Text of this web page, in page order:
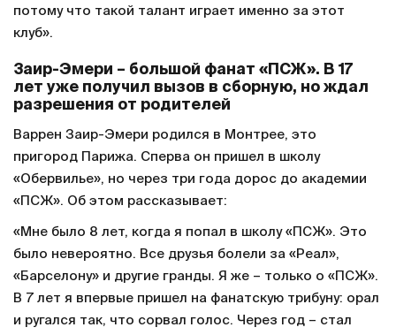
потому что такой талант играет именно за этот
клуб».
Заир-Эмери – большой фанат «ПСЖ». В 17
лет уже получил вызов в сборную, но ждал
разрешения от родителей
Варрен Заир-Эмери родился в Монтрее, это
пригород Парижа. Сперва он пришел в школу
«Обервилье», но через три года дорос до академии
«ПСЖ». Об этом рассказывает:
«Мне было 8 лет, когда я попал в школу «ПСЖ». Это
было невероятно. Все друзья болели за «Реал»,
«Барселону» и другие гранды. Я же – только о «ПСЖ».
В 7 лет я впервые пришел на фанатскую трибуну: орал
и ругался так, что сорвал голос. Через год – стал